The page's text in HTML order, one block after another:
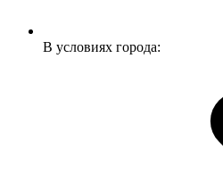
В условиях города: